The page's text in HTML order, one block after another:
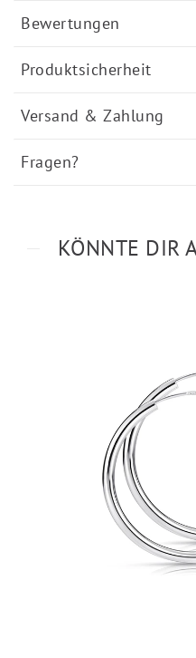
Bewertungen
Produktsicherheit
Versand & Zahlung
Fragen?
KÖNNTE DIR